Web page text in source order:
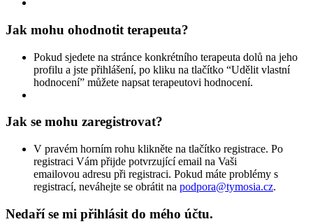
Jak mohu ohodnotit terapeuta?
Pokud sjedete na stránce konkrétního terapeuta dolů na jeho
profilu a jste přihlášení, po kliku na tlačítko “Udělit vlastní
hodnocení” můžete napsat terapeutovi hodnocení.
Jak se mohu zaregistrovat?
V pravém horním rohu klikněte na tlačítko registrace. Po
registraci Vám přijde potvrzující email na Vaši
emailovou adresu při registraci. Pokud máte problémy s
registrací, neváhejte se obrátit na podpora@tymosia.cz.
Nedaří se mi přihlásit do mého účtu.